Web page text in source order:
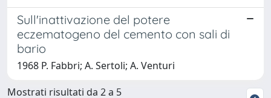
Sull'inattivazione del potere
eczematogeno del cemento con sali di
bario
1968 P. Fabbri; A. Sertoli; A. Venturi
Mostrati risultati da 2 a 5